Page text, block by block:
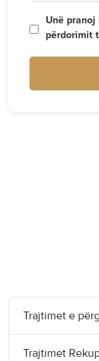
Unë
përdorimit
Trajtimet e
Trajtimet